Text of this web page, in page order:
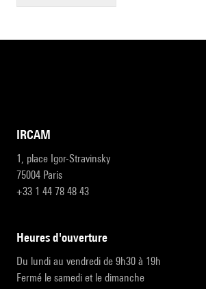
IRCAM
1, place Igor-Stravinsky
75004 Paris
+33 1 44 78 48 43
heures d'ouverture
Du lundi au vendredi de 9h30 à 19h
Fermé le samedi et le dimanche